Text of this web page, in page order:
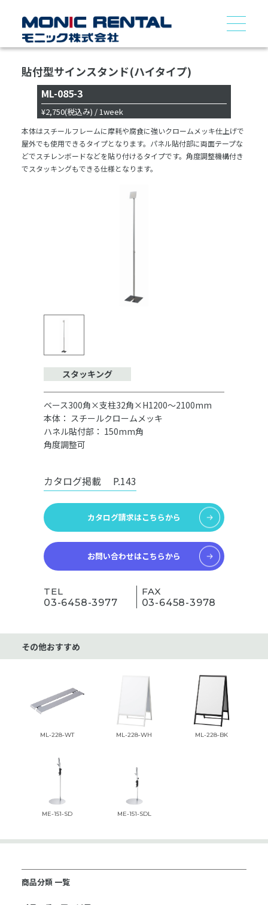
貼付型サインスタンド(ハイタイプ)
ML-085-3
¥2,750(税込み) / 1week
本体はスチールフレームに摩耗や腐食に強いクロームメッキ仕上げで
屋外でも使用できるタイプとなります。パネル貼付部に両面テープな
どでスチレンボードなどを貼り付けるタイプです。角度調整機構付き
でスタッキングもできる仕様となります。
スタッキング
ベース300角×支柱32角×H1200～2100mm
本体： スチールクロームメッキ
ハネル貼付部： 150mm角
角度調整可
カタログ掲載 P.143
カタログ請求はこちらから
お問い合わせはこちらから
TEL
03-6458-3977
FAX
03-6458-3978
その他おすすめ
ML-228-WT ML-228-WH ML-228-BK
ME-151-SD ME-151-SDL
商品分類 一覧